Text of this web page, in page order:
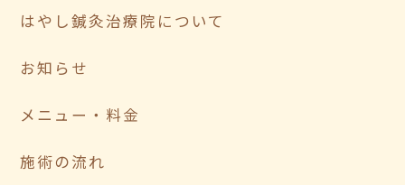
はやし鍼灸治療院について
お知らせ
メニュー・料金
施術の流れ